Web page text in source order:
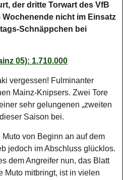
der dritte Torwart des VfB
nicht im Einsatz
Schnäppchen bei
05): 1.710.000
vergessen! Fulminanter
Mainz-Knipsers. Zwei Tore
sehr gelungenen „zweiten
Saison bei.
von Beginn an auf dem
jedoch im Abschluss glücklos.
dem Angreifer nun, das Blatt
Muto mitbringt, ist in vielen